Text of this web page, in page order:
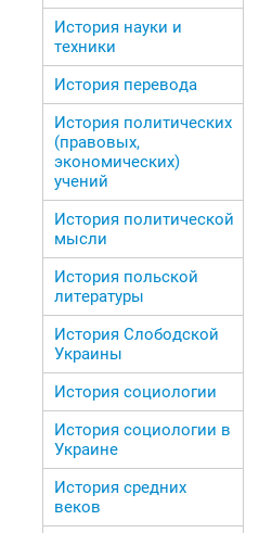
История науки и
техники
История перевода
История политических
(правовых,
экономических)
учений
История политической
мысли
История польской
литературы
История Слободской
Украины
История социологии
История социологии в
Украине
История средних
веков